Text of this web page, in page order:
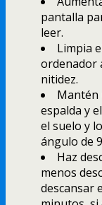
pantalla
leer.
Limpia
ordenador
nitidez.
Mantén
espalda y
el suelo y
ángulo de
Haz
menos
descansar